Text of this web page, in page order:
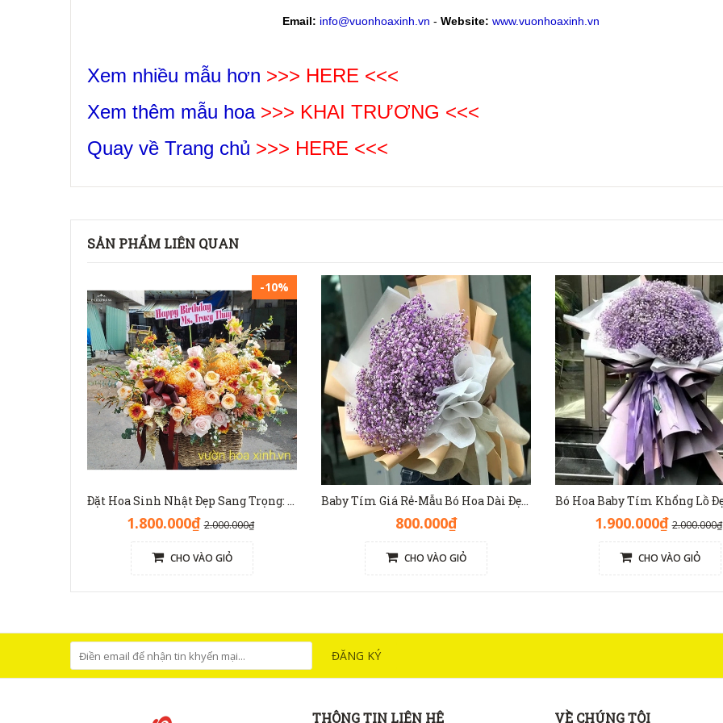
Email: info@vuonhoaxinh.vn - Website: www.vuonhoaxinh.vn
Xem nhiều mẫu hơn >>> HERE <<<
Xem thêm mẫu hoa >>> KHAI TRƯƠNG <<<
Quay về Trang chủ >>> HERE <<<
SẢN PHẨM LIÊN QUAN
-10%
Đặt Hoa Sinh Nhật Đẹp Sang Trọng: Lẵng Hoa Màu Nâu(Nude) - GH1093
1.800.000₫ 2.000.000₫
CHO VÀO GIỎ
Baby Tím Giá Rẻ-Mẫu Bó Hoa Dài Đẹp[Hoa Tươi Nhập Khẩu] - HB1138
800.000₫
CHO VÀO GIỎ
1.900.000₫ 2.000.000₫
CHO VÀO GIỎ
ĐĂNG KÝ
THÔNG TIN LIÊN HỆ VỀ CHÚNG TÔI